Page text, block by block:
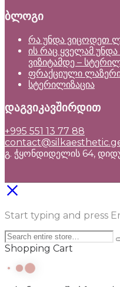
ბლოგი
რა უნდა ვიცოდეთ
ის რაც ყველამ
ვიზიტამდე –
ფრაქციული
სტერილიზაცია
დაგვიკავშირდით
+995 551 13 77 88
გ. ჭყონდიდელის 64,
Start typing and press
Shopping Cart